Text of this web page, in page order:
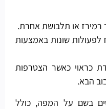
או תלבושת אחרת.
שונות באמצעות
כראוי כאשר הצטרפות
הבא.
בשם על המפה, כולל